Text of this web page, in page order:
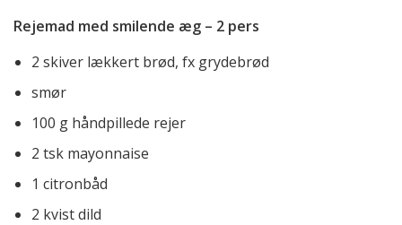
Rejemad med smilende æg – 2 pers
2 skiver lækkert brød, fx grydebrød
smør
100 g håndpillede rejer
2 tsk mayonnaise
1 citronbåd
2 kvist dild